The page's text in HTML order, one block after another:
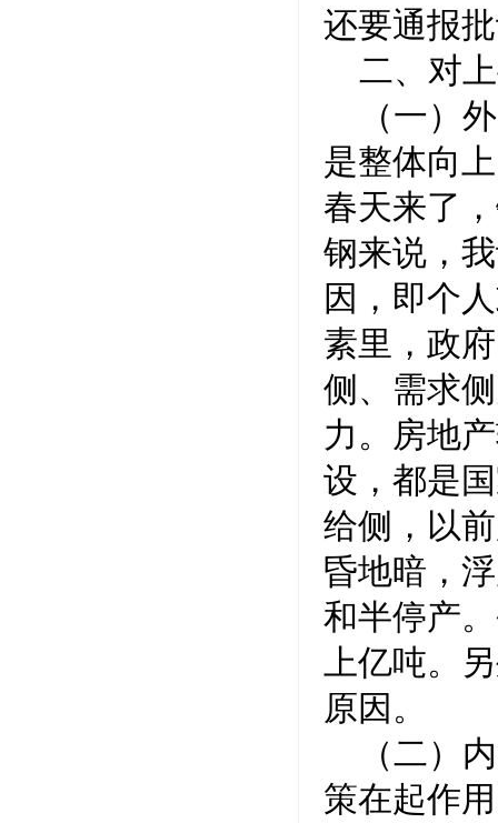
还要通报
二、对
（一）
是整体向
春天来了
钢来说，
因，即个
素里，政
侧、需求
力。房地
设，都是
给侧，以
昏地暗，
和半停产
上亿吨。
原因。
（二）
策在起作